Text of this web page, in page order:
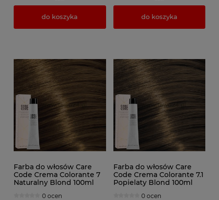
do koszyka do koszyka
Farba do włosów Care
Code Crema Colorante 7
Naturalny Blond 100ml
0 ocen
Farba do włosów Care
Code Crema Colorante 7.1
Popielaty Blond 100ml
0 ocen